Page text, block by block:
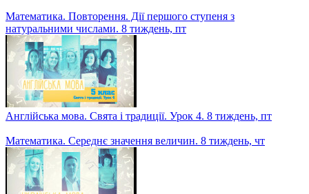
вт
Математика. Повторення. Геометричні фігури та величини. 9
тиждень, вт